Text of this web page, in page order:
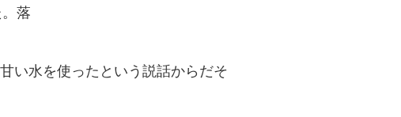
落
い水を使ったという説話からだそ